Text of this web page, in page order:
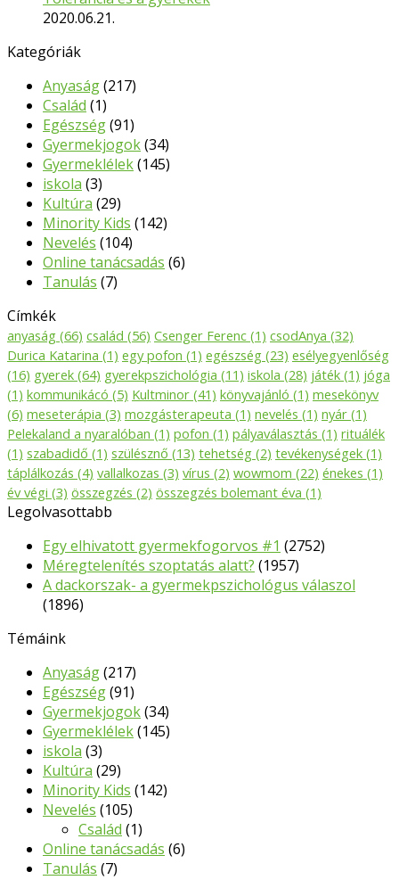
2020.06.21.
Kategóriák
Anyaság(217)
Család (1)
Egészség(91)
Gyermekjogok(34)
Gyermeklélek(145)
iskola (3)
Kultúra (29)
Minority Kids (142)
Nevelés (104)
Online tanácsadás (6)
Tanulás (7)
Címkék
anyaság (66) család (56) Csenger Ferenc (1) csodAnya (32)
Durica Katarina (1) egy pofon (1) egészség (23) esélyegyenlőség
(16) gyerek (64) gyerekpszichológia (11) iskola (28) játék (1) jóga
(1) kommunikácó (5) Kultminor (41) könyvajánló (1) mesekönyv
(6) meseterápia (3) mozgásterapeuta (1) nevelés (1) nyár (1)
Pelekaland a nyaralóban (1) pofon (1) pályaválasztás (1) rituálék
(1) szabadidő (1) szülésznő (13) tehetség (2) tevékenységek (1)
táplálkozás (4) vallalkozas (3) vírus (2) wowmom (22) énekes (1)
év végi (3) összegzés (2) összegzés bolemant éva (1)
Legolvasottabb
Egy elhivatott gyermekfogorvos #1 (2752)
Méregtelenítés szoptatás alatt? (1957)
A dackorszak- a gyermekpszichológus válaszol
(1896)
Témáink
Anyaság(217)
Egészség(91)
Gyermekjogok(34)
Gyermeklélek(145)
iskola (3)
Kultúra (29)
Minority Kids (142)
Nevelés (105)
Család (1)
Online tanácsadás (6)
Tanulás (7)